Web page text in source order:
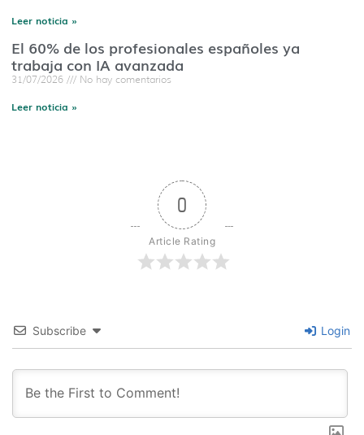
Leer noticia »
El 60% de los profesionales españoles ya
trabaja con IA avanzada
31/07/2026 No hay comentarios
Leer noticia »
0
Article Rating
Subscribe Login